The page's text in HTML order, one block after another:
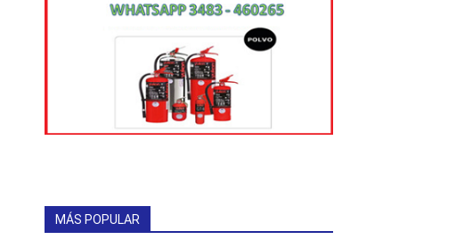
MÁS POPULAR